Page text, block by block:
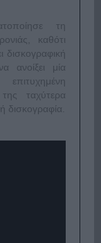
τη
καθότι
ανοίξει μία
ταχύτερα
δισκογραφία.